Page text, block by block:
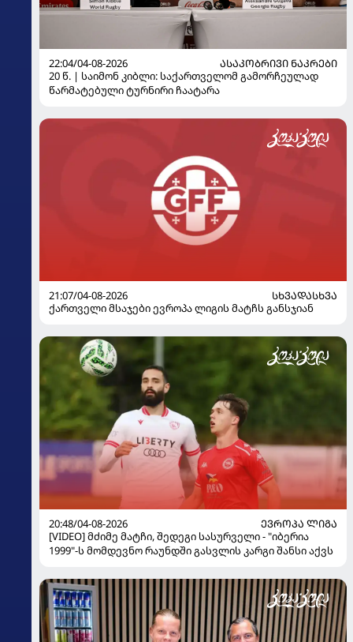
22:04/04-08-2026
ᲐᲡᲐᲙᲝᲑᲠᲘᲕᲘ ᲜᲐᲙᲠᲔᲑᲘ
20 წ. | საიმონ კიბლი: საქართველომ გამორჩეულად
წარმატებული ტურნირი ჩაატარა
21:07/04-08-2026
ᲡᲮᲕᲐᲓᲐᲡᲮᲕᲐ
ქართველი მსაჯები ევროპა ლიგის მატჩს განსჯიან
20:48/04-08-2026
ᲔᲕᲠᲝᲞᲐ ᲚᲘᲒᲐ
[VIDEO] მძიმე მატჩი, შედეგი სასურველი - "იბერია
1999"-ს მომდევნო რაუნდში გასვლის კარგი შანსი აქვს